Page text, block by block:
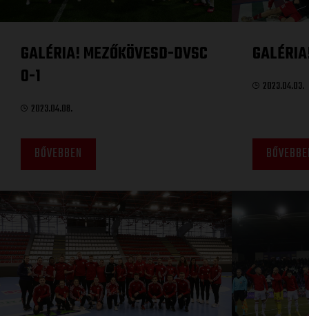
GALÉRIA! MEZŐKÖVESD-DVSC
0-1
2023.04.08.
BŐVEBBEN
2023.04.03.